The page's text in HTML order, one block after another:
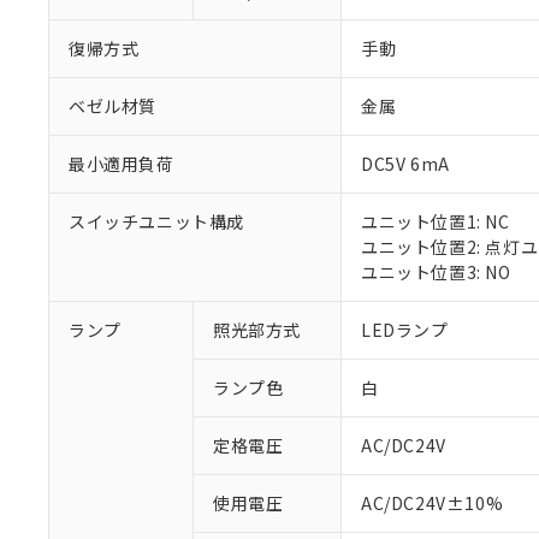
復帰方式 手動
ベゼル材質 金属
最小適用負荷 DC5V 6mA
スイッチユニット構成
ユニット位置1: NC
ユニット位置2: 点灯
ユニット位置3: NO
ランプ 照光部方式 LEDランプ
ランプ色 白
定格電圧 AC/DC24V
使用電圧 AC/DC24V±10%
※1 対応状況